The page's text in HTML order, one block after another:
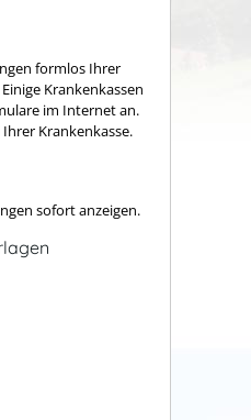
formlos Ihrer
Krankenkassen
im Internet an.
Krankenkasse.
sofort anzeigen.